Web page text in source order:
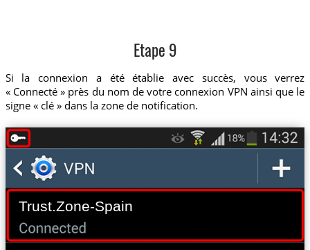
Etape 9
Si la connexion a été établie avec succès, vous verrez
« Connecté » près du nom de votre connexion VPN ainsi que le
signe « clé » dans la zone de notification.
Trust.Zone-Spain